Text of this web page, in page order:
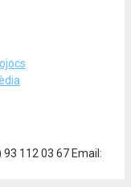
112 03 67 Email: